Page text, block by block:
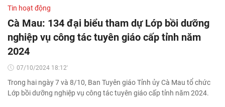
Tin hoạt động
Cà Mau: 134 đại biểu tham dự Lớp bồi dưỡng
nghiệp vụ công tác tuyên giáo cấp tỉnh năm
2024
07/10/2024 18:12'
Trong hai ngày 7 và 8/10, Ban Tuyên giáo Tỉnh ủy Cà Mau tổ chức
Lớp bồi dưỡng nghiệp vụ công tác tuyên giáo cấp tỉnh năm 2024.